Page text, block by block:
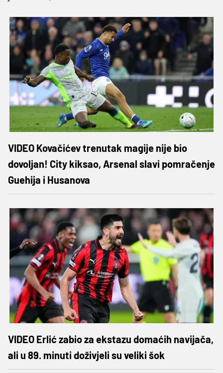
VIDEO Kovačićev trenutak magije nije bio
dovoljan! City kiksao, Arsenal slavi pomračenje
Guehija i Husanova
VIDEO Erlić zabio za ekstazu domaćih navijača,
ali u 89. minuti doživjeli su veliki šok